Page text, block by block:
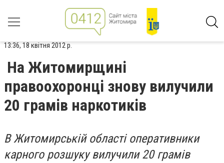
13:36, 18 квітня 2012 р.
На Житомирщині
правоохоронці знову вилучили
20 грамів наркотиків
В Житомирській області оперативники
карного розшуку вилучили 20 грамів